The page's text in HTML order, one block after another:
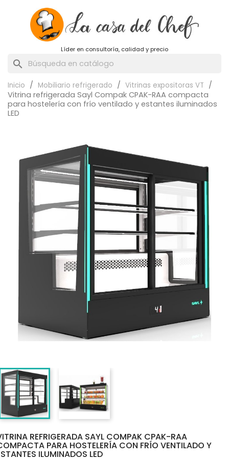
Líder en consultoría, calidad y precio
search
Inicio Mobiliario refrigerado Vitrinas expositoras VT
Vitrina refrigerada Sayl Compak CPAK-RAA compacta
para hostelería con frío ventilado y estantes iluminados
LED
REFRIGERADA SAYL COMPAK CPAK-RAA
PARA HOSTELERÍA CON FRÍO VENTILADO Y
ILUMINADOS LED